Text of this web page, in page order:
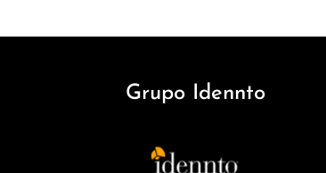
Grupo Idennto